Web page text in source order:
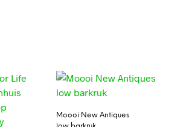
Moooi New Antiques